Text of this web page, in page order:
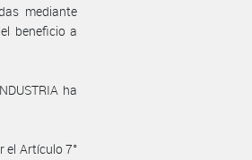
mediante
beneficio a
ha
el Artículo 7°